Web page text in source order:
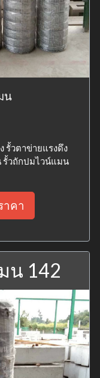
น
รั้วตาข่ายแรงดึง
รั้วถักปมไวน์แมน
าคา
น 142